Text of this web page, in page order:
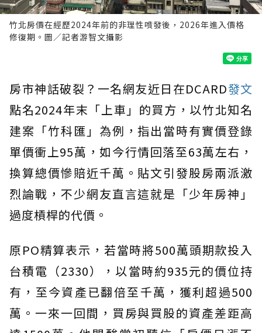
竹北房價在經歷2024年前的非理性噴發後，2026年進入價格
修復期。圖／記者游智文攝影
房市神話破裂？一名網友近日在DCARD發文
點名2024年末「上車」的買方，以竹北知名
建案「竹科匯」為例，指出當時有實價登錄
單價衝上95萬，如今行情回落至63萬左右，
換算總價慘賠近千萬。貼文引發股房兩派激
烈論戰，不少網友直言這就是「少年房神」
過度槓桿的代價。
原PO精算表示，若當時將500萬頭期款投入
台積電（2330），以當時約935元的價位持
有，至今資產已翻倍至千萬，獲利超過500
萬。一來一回間，買房與買股的資產差距高